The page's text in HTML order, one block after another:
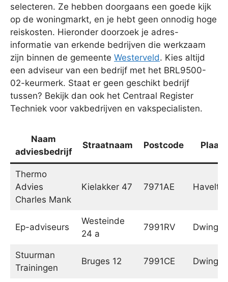
selecteren. Ze hebben doorgaans een goede kijk
op de woningmarkt, en je hebt geen onnodig hoge
reiskosten. Hieronder doorzoek je adres-
informatie van erkende bedrijven die werkzaam
zijn binnen de gemeente Westerveld. Kies altijd
een adviseur van een bedrijf met het BRL9500-
02-keurmerk. Staat er geen geschikt bedrijf
tussen? Bekijk dan ook het Centraal Register
Techniek voor vakbedrijven en vakspecialisten.
Naam
adviesbedrijf
Straatnaam Postcode Plaats
Thermo
Advies
Charles Mank
Kielakker 47 7971AE Havelte
Ep-adviseurs
Westeinde
24 a
7991RV
Stuurman
Trainingen
Bruges 12 7991CE